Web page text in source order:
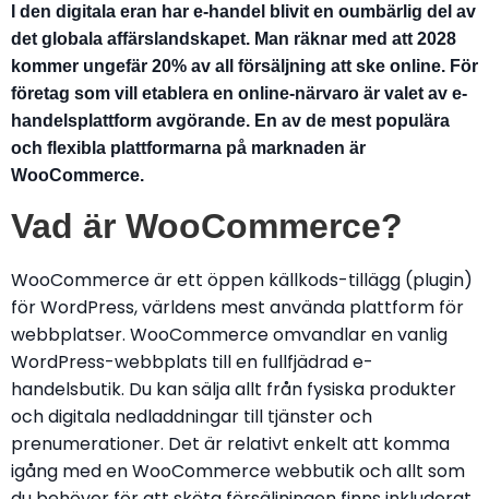
I den digitala eran har e-handel blivit en oumbärlig del av
det globala affärslandskapet. Man räknar med att 2028
kommer ungefär 20% av all försäljning att ske online. För
företag som vill etablera en online-närvaro är valet av e-
handelsplattform avgörande. En av de mest populära
och flexibla plattformarna på marknaden är
WooCommerce.
Vad är WooCommerce?
WooCommerce är ett öppen källkods-tillägg (plugin)
för WordPress, världens mest använda plattform för
webbplatser. WooCommerce omvandlar en vanlig
WordPress-webbplats till en fullfjädrad e-
handelsbutik. Du kan sälja allt från fysiska produkter
och digitala nedladdningar till tjänster och
prenumerationer. Det är relativt enkelt att komma
igång med en WooCommerce webbutik och allt som